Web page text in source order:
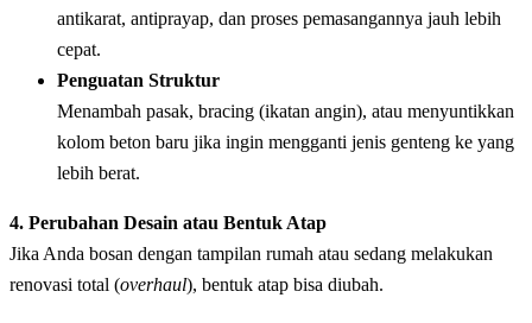
antikarat, antiprayap, dan proses pemasangannya jauh lebih
cepat.
Penguatan Struktur
Menambah pasak, bracing (ikatan angin), atau menyuntikkan
kolom beton baru jika ingin mengganti jenis genteng ke yang
lebih berat.
4. Perubahan Desain atau Bentuk Atap
Jika Anda bosan dengan tampilan rumah atau sedang melakukan
renovasi total (overhaul), bentuk atap bisa diubah.